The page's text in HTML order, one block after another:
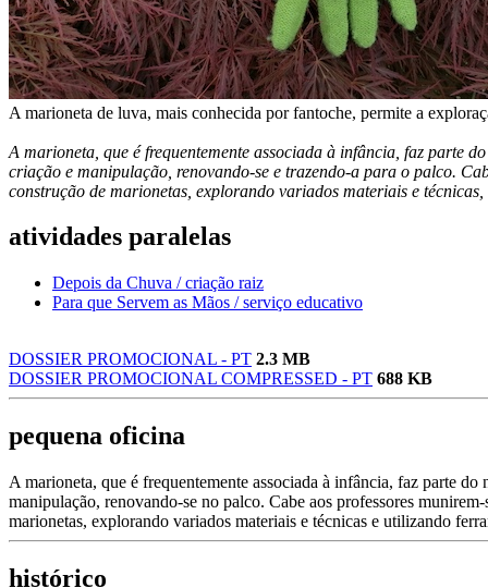
A marioneta de luva, mais conhecida por fantoche, permite a
A marioneta, que é frequentemente associada à infância, faz parte
criação e manipulação, renovando-se e trazendo-a para o palco.
construção de marionetas, explorando variados materiais e
atividades paralelas
Depois da Chuva / criação raiz
Para que Servem as Mãos / serviço educativo
DOSSIER PROMOCIONAL - PT 2.3 MB
DOSSIER PROMOCIONAL COMPRESSED - PT 688 KB
pequena oficina
A marioneta, que é frequentemente associada à infância, faz parte
manipulação, renovando-se no palco. Cabe aos professores
marionetas, explorando variados materiais e técnicas e utilizando
histórico